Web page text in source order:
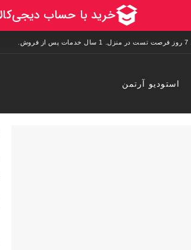
استودیو آرتمن